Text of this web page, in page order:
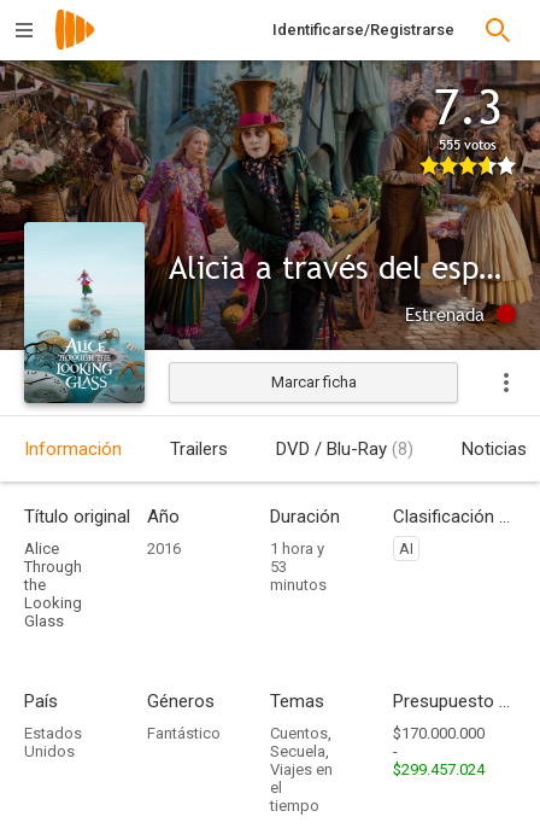
Identificarse/Registrarse
7.3
555 votos
Alicia a través del espejo
Estrenada
Marcar ficha
Información Trailers DVD / Blu-Ray (8) Noticias
Título original
Alice
Through
the
Looking
Glass
Año
2016
Duración
1 hora y
53
minutos
Clasificación por edades
AI
País
Estados
Unidos
Géneros
Fantástico
Temas
Cuentos,
Secuela,
Viajes en
el
tiempo
Presupuesto - Ingresos
$170.000.000
-
$299.457.024